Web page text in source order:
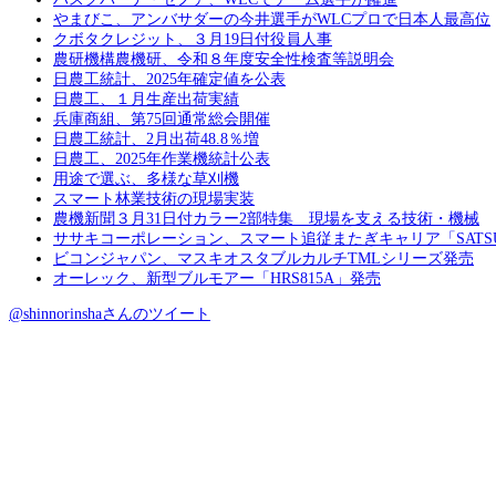
やまびこ、アンバサダーの今井選手がWLCプロで日本人最高位
クボタクレジット、３月19日付役員人事
農研機構農機研、令和８年度安全性検査等説明会
日農工統計、2025年確定値を公表
日農工、１月生産出荷実績
兵庫商組、第75回通常総会開催
日農工統計、2月出荷48.8％増
日農工、2025年作業機統計公表
用途で選ぶ、多様な草刈機
スマート林業技術の現場実装
農機新聞３月31日付カラー2部特集 現場を支える技術・機械
ササキコーポレーション、スマート追従またぎキャリア「
ビコンジャパン、マスキオスタブルカルチTMLシリーズ発売
オーレック、新型ブルモアー「HRS815A」発売
@shinnorinshaさんのツイート